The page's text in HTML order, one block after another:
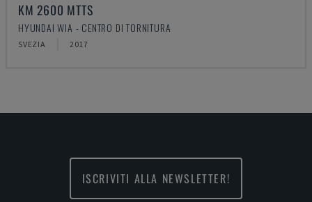
KM 2600 MTTS
HYUNDAI WIA - CENTRO DI TORNITURA
SVEZIA 2017
ISCRIVITI ALLA NEWSLETTER!